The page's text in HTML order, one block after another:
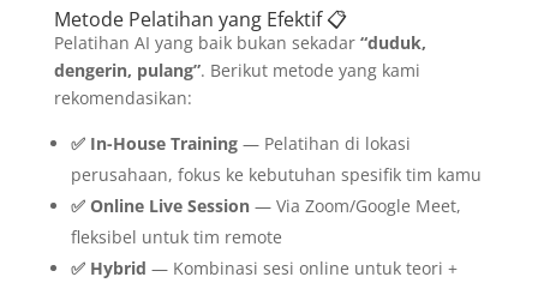
Metode Pelatihan yang Efektif 📋
Pelatihan AI yang baik bukan sekadar “duduk,
dengerin, pulang”. Berikut metode yang kami
rekomendasikan:
✅ In-House Training— Pelatihan di lokasi
perusahaan, fokus ke kebutuhan spesifik tim kamu
✅ Online Live Session— Via Zoom/Google Meet,
fleksibel untuk tim remote
✅ Hybrid — Kombinasi sesi online untuk teori +